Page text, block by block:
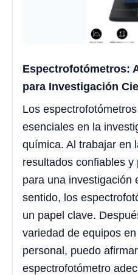
Espectrofotómetros:
para Investigación
Los
esenciales en la
química. Al trabajar en
resultados confiables
para una investigación
sentido, los
un papel clave.
variedad de equipos
personal, puedo
espectrofotómetro